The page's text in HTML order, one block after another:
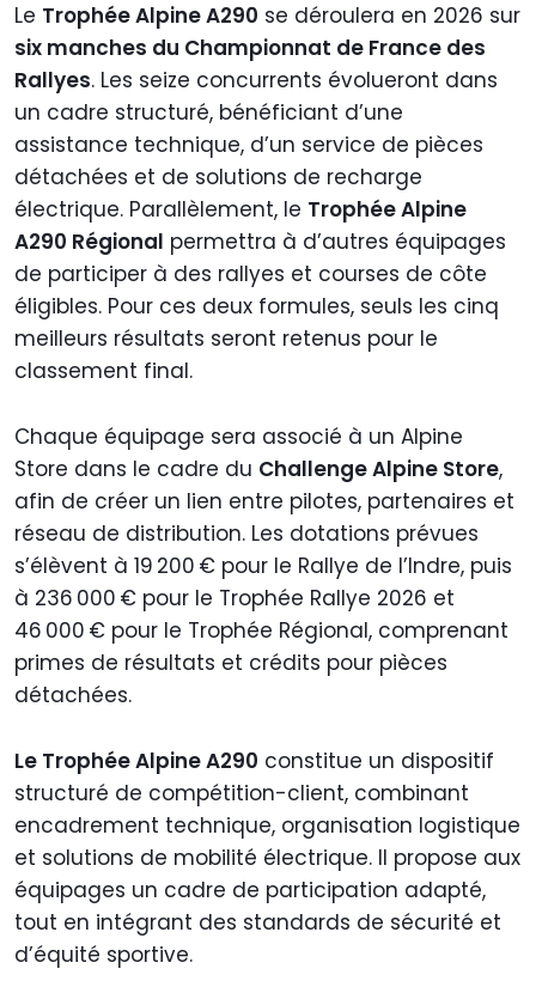
Le Trophée Alpine A290 se déroulera en 2026 sur
six manches du Championnat de France des
Rallyes. Les seize concurrents évolueront dans
un cadre structuré, bénéficiant d’une
assistance technique, d’un service de pièces
détachées et de solutions de recharge
électrique. Parallèlement, le Trophée Alpine
A290 Régional permettra à d’autres équipages
de participer à des rallyes et courses de côte
éligibles. Pour ces deux formules, seuls les cinq
meilleurs résultats seront retenus pour le
classement final.
Chaque équipage sera associé à un Alpine
Store dans le cadre du Challenge Alpine Store,
afin de créer un lien entre pilotes, partenaires et
réseau de distribution. Les dotations prévues
s’élèvent à 19 200 € pour le Rallye de l’Indre, puis
à 236 000 € pour le Trophée Rallye 2026 et
46 000 € pour le Trophée Régional, comprenant
primes de résultats et crédits pour pièces
détachées.
Le Trophée Alpine A290 constitue un dispositif
structuré de compétition-client, combinant
encadrement technique, organisation logistique
et solutions de mobilité électrique. Il propose aux
équipages un cadre de participation adapté,
tout en intégrant des standards de sécurité et
d’équité sportive.